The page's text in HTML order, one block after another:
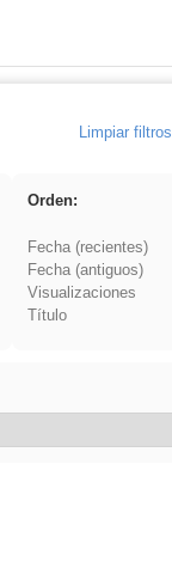
Limpiar filtros
Orden:
Fecha (recientes)
Fecha (antiguos)
Visualizaciones
Título